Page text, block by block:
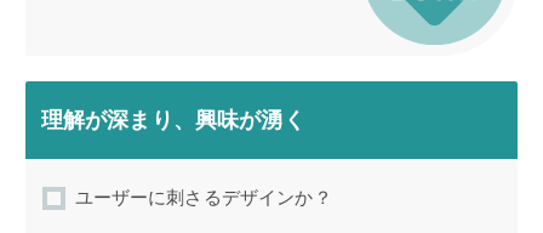
理解が深まり、興味が湧く
ユーザーに刺さるデザインか？